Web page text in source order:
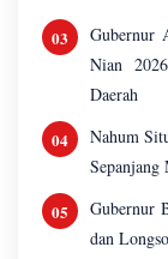
Gubernur
Nian
Daerah
Nahum
Sepanjang
Gubernur
dan